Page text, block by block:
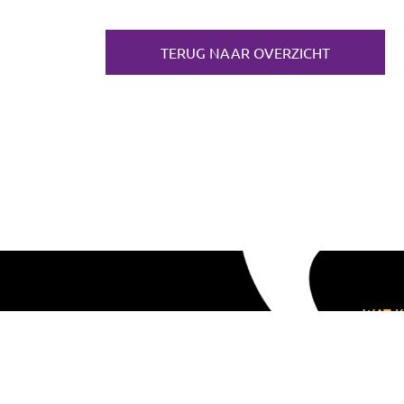
TERUG NAAR OVERZICHT
WAT